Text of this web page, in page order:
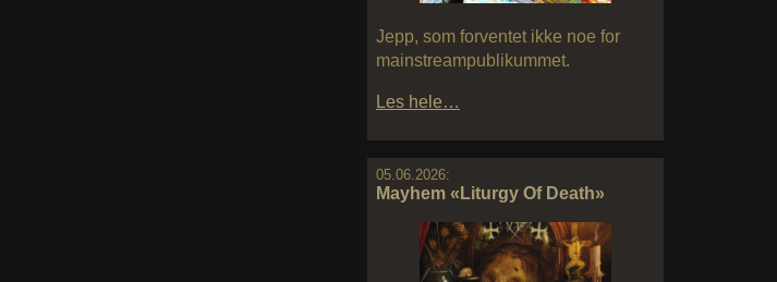
Jepp, som forventet ikke noe for
mainstreampublikummet.
Les hele…
05.06.2026:
Mayhem «Liturgy Of Death»